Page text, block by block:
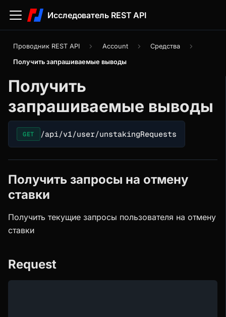
Исследователь REST API
Проводник REST API Account Средства
Получить запрашиваемые выводы
Получить
запрашиваемые выводы
GET /api/v1/user/unstakingRequests
Получить запросы на отмену
ставки
Получить текущие запросы пользователя на отмену
ставки
Request